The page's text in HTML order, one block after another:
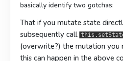
basically identify two gotchas:
That if you mutate state
subsequently call
(overwrite?) the mutation you
this can happen in the above